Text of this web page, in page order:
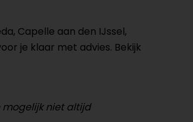
Capelle aan den IJssel,
je klaar met advies. Bekijk
mogelijk niet altijd